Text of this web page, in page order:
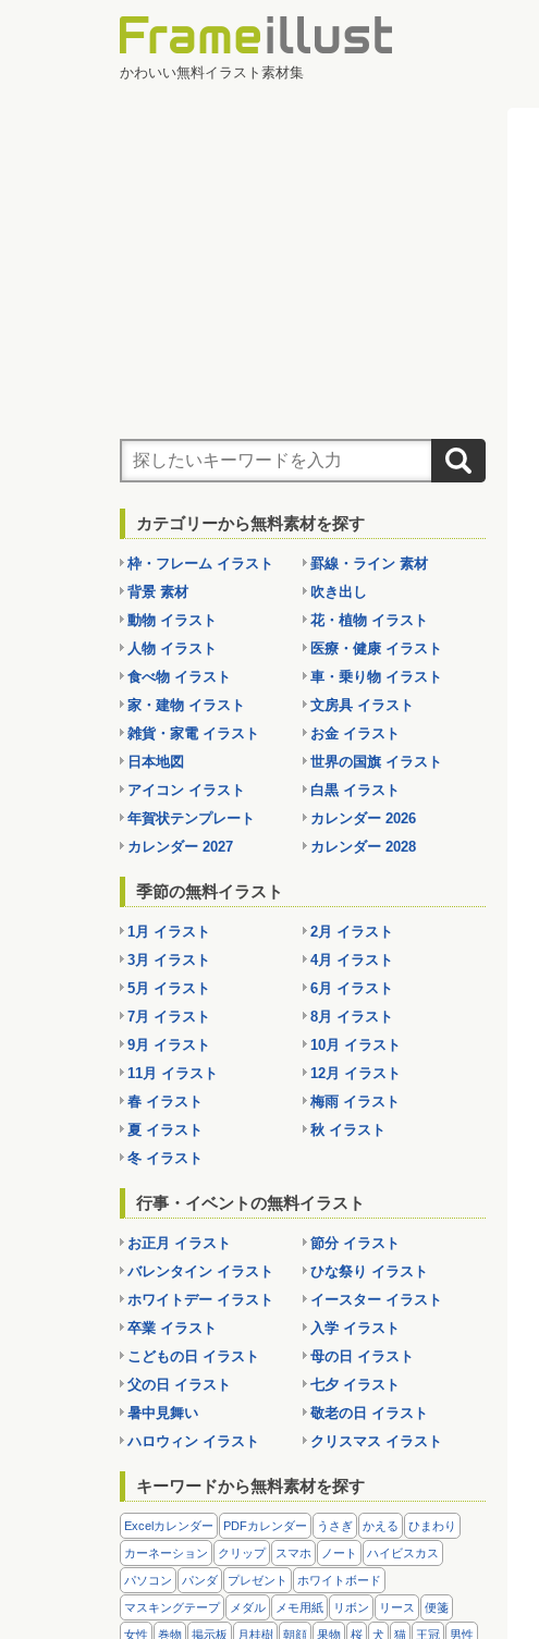
かわいい無料イラスト素材集
カテゴリーから無料素材を探す
枠・フレーム イラスト
罫線・ライン 素材
背景 素材
吹き出し
動物 イラスト
花・植物 イラスト
人物 イラスト
医療・健康 イラスト
食べ物 イラスト
車・乗り物 イラスト
家・建物 イラスト
文房具 イラスト
雑貨・家電 イラスト
お金 イラスト
日本地図
世界の国旗 イラスト
アイコン イラスト
白黒 イラスト
年賀状テンプレート
カレンダー 2026
カレンダー 2027
カレンダー 2028
季節の無料イラスト
1月 イラスト
2月 イラスト
3月 イラスト
4月 イラスト
5月 イラスト
6月 イラスト
7月 イラスト
8月 イラスト
9月 イラスト
10月 イラスト
11月 イラスト
12月 イラスト
春 イラスト
梅雨 イラスト
夏 イラスト
秋 イラスト
冬 イラスト
行事・イベントの無料イラスト
お正月 イラスト
節分 イラスト
バレンタイン イラスト
ひな祭り イラスト
ホワイトデー イラスト
イースター イラスト
卒業 イラスト
入学 イラスト
こどもの日 イラスト
母の日 イラスト
父の日 イラスト
七夕 イラスト
暑中見舞い
敬老の日 イラスト
ハロウィン イラスト
クリスマス イラスト
キーワードから無料素材を探す
Excelカレンダー PDFカレンダー うさぎ かえる ひまわり
カーネーション クリップ スマホ ノート ハイビスカス
パソコン パンダ プレゼント ホワイトボード
マスキングテープ メダル メモ用紙 リボン リース 便箋
女性 巻物 掲示板 月桂樹 朝顔 果物 桜 犬 猫 王冠 男性